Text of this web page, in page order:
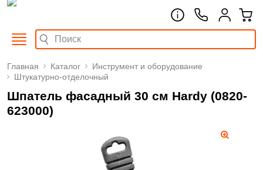
Главная Каталог
Инструмент и оборудование
Штукатурно-отделочный
Шпатель фасадный 30 см Hardy (0820-
623000)